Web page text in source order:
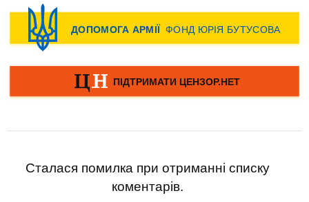
Сталася помилка при отриманні списку
коментарів.